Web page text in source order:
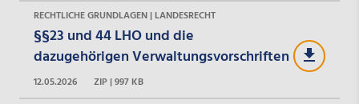
RECHTLICHE GRUNDLAGEN | LANDESRECHT
§§23 und 44 LHO und die
dazugehörigen Verwaltungsvorschriften
12.05.2026
ZIP | 997 KB